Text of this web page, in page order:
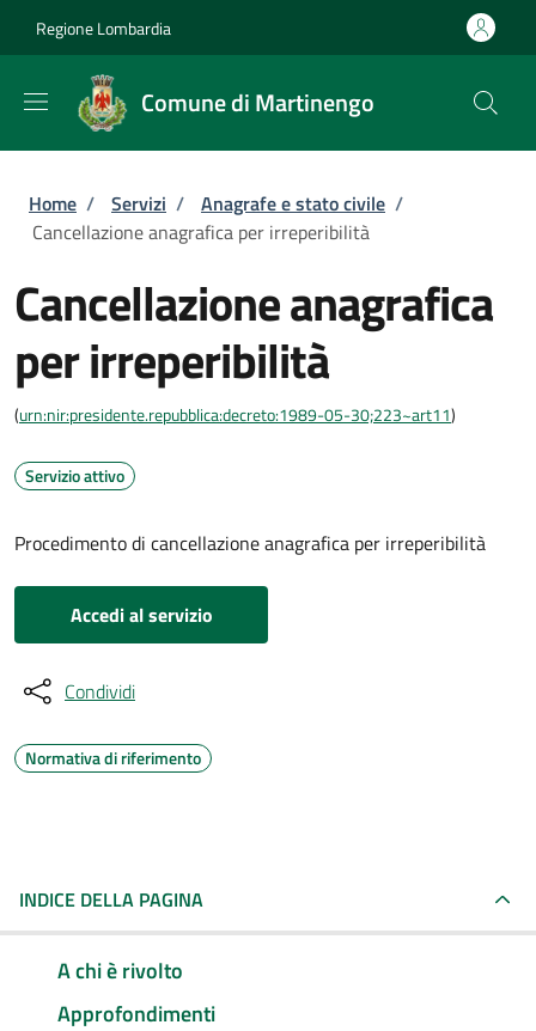
Regione Lombardia
Comune di Martinengo
Briciole di pane
Home / Servizi / Anagrafe e stato civile /
Cancellazione anagrafica per irreperibilità
Cancellazione anagrafica
per irreperibilità
(urn:nir:presidente.repubblica:decreto:1989-05-30;223~art11)
Servizio attivo
Procedimento di cancellazione anagrafica per irreperibilità
Accedi al servizio
Condividi
Normativa di riferimento
INDICE DELLA PAGINA
A chi è rivolto
Approfondimenti